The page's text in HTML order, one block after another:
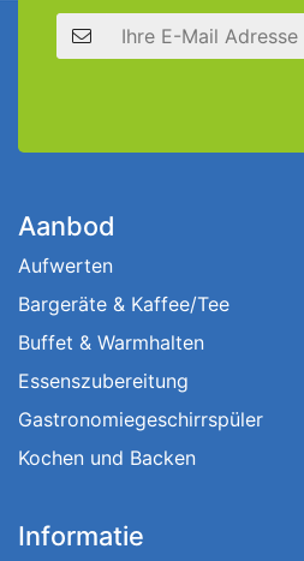
E-Mail Adresse
Aanbod
Aufwerten
Bargeräte & Kaffee/Tee
Buffet & Warmhalten
Essenszubereitung
Gastronomiegeschirrspüler
Kochen und Backen
Informatie